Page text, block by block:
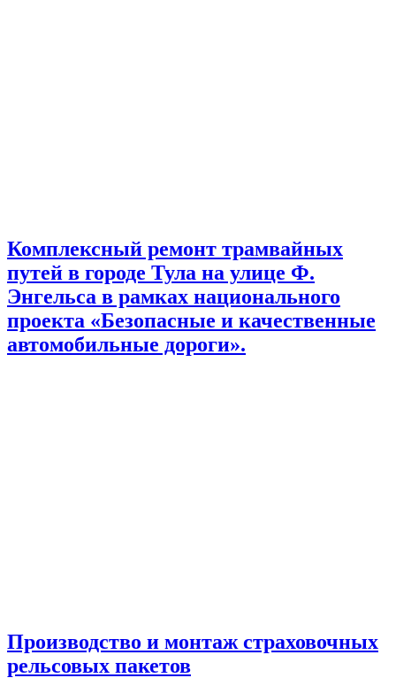
Комплексный ремонт трамвайных
путей в городе Тула на улице Ф.
Энгельса в рамках национального
проекта «Безопасные и качественные
автомобильные дороги».
Производство и монтаж страховочных
рельсовых пакетов